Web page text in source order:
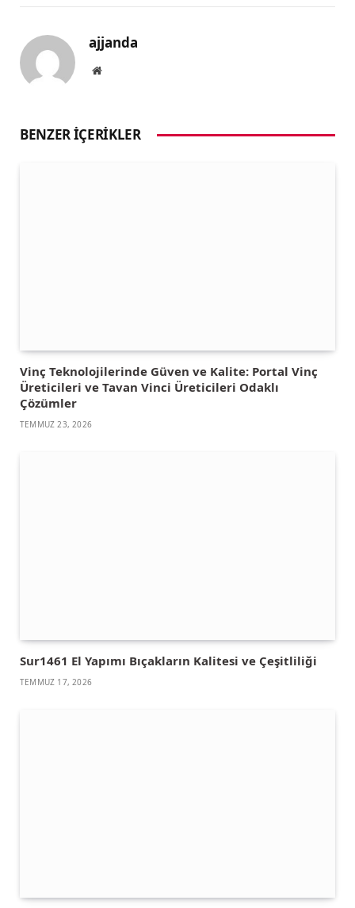
ajjanda
Website
BENZER İÇERIKLER
Vinç Teknolojilerinde Güven ve Kalite: Portal Vinç
Üreticileri ve Tavan Vinci Üreticileri Odaklı
Çözümler
TEMMUZ 23, 2026
Sur1461 El Yapımı Bıçakların Kalitesi ve Çeşitliliği
TEMMUZ 17, 2026